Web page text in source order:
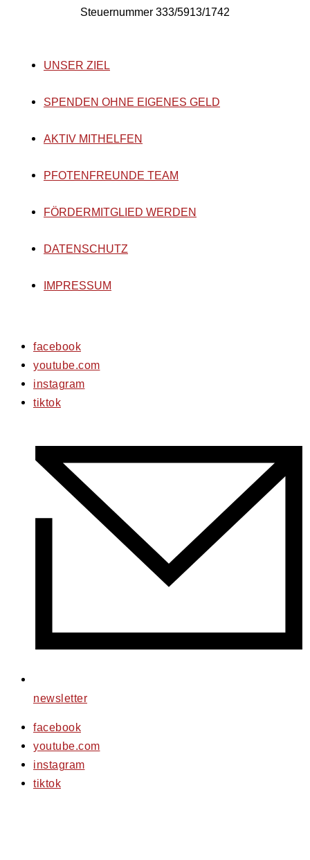
Steuernummer 333/5913/1742
UNSER ZIEL
SPENDEN OHNE EIGENES GELD
AKTIV MITHELFEN
PFOTENFREUNDE TEAM
FÖRDERMITGLIED WERDEN
DATENSCHUTZ
IMPRESSUM
facebook
youtube.com
instagram
tiktok
newsletter
facebook
youtube.com
instagram
tiktok